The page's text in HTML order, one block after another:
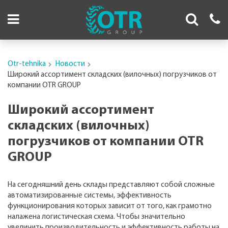
Otr-tehnika
Новости
Широкий ассортимент складских (вилочных) погрузчиков от
компании OTR GROUP
Широкий ассортимент
складских (вилочных)
погрузчиков от компании OTR
GROUP
На сегодняшний день склады представляют собой сложные
автоматизированные системы, эффективность
функционирования которых зависит от того, как грамотно
налажена логистическая схема. Чтобы значительно